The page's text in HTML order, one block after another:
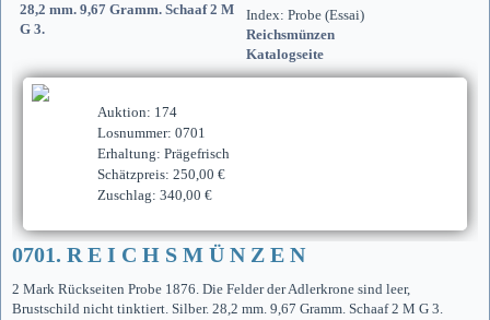
Index: Probe (Essai)
Reichsmünzen
Katalogseite
Auktion: 174
Losnummer: 0701
Erhaltung: Prägefrisch
Schätzpreis: 250,00 €
Zuschlag: 340,00 €
0701. R E I C H S M Ü N Z E N
2 Mark Rückseiten Probe 1876. Die Felder der Adlerkrone sind leer,
Brustschild nicht tinktiert. Silber. 28,2 mm. 9,67 Gramm. Schaaf 2 M G 3.